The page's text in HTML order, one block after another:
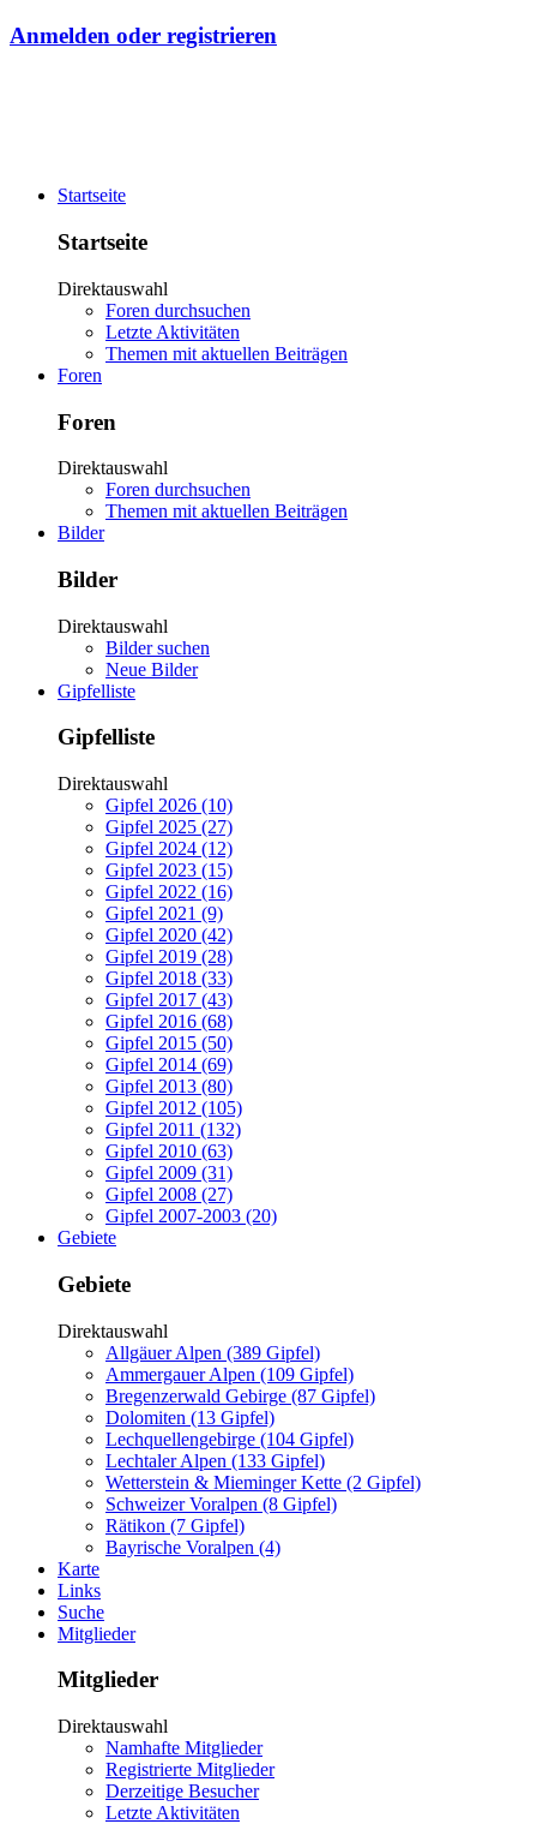
Anmelden oder registrieren
Startseite
Startseite
Direktauswahl
Foren durchsuchen
Letzte Aktivitäten
Themen mit aktuellen Beiträgen
Foren
Foren
Direktauswahl
Foren durchsuchen
Themen mit aktuellen Beiträgen
Bilder
Bilder
Direktauswahl
Bilder suchen
Neue Bilder
Gipfelliste
Gipfelliste
Direktauswahl
Gipfel 2026 (10)
Gipfel 2025 (27)
Gipfel 2024 (12)
Gipfel 2023 (15)
Gipfel 2022 (16)
Gipfel 2021 (9)
Gipfel 2020 (42)
Gipfel 2019 (28)
Gipfel 2018 (33)
Gipfel 2017 (43)
Gipfel 2016 (68)
Gipfel 2015 (50)
Gipfel 2014 (69)
Gipfel 2013 (80)
Gipfel 2012 (105)
Gipfel 2011 (132)
Gipfel 2010 (63)
Gipfel 2009 (31)
Gipfel 2008 (27)
Gipfel 2007-2003 (20)
Gebiete
Gebiete
Direktauswahl
Allgäuer Alpen (389 Gipfel)
Ammergauer Alpen (109 Gipfel)
Bregenzerwald Gebirge (87 Gipfel)
Dolomiten (13 Gipfel)
Lechquellengebirge (104 Gipfel)
Lechtaler Alpen (133 Gipfel)
Wetterstein & Mieminger Kette (2 Gipfel)
Schweizer Voralpen (8 Gipfel)
Rätikon (7 Gipfel)
Bayrische Voralpen (4)
Karte
Links
Suche
Mitglieder
Mitglieder
Direktauswahl
Namhafte Mitglieder
Registrierte Mitglieder
Derzeitige Besucher
Letzte Aktivitäten